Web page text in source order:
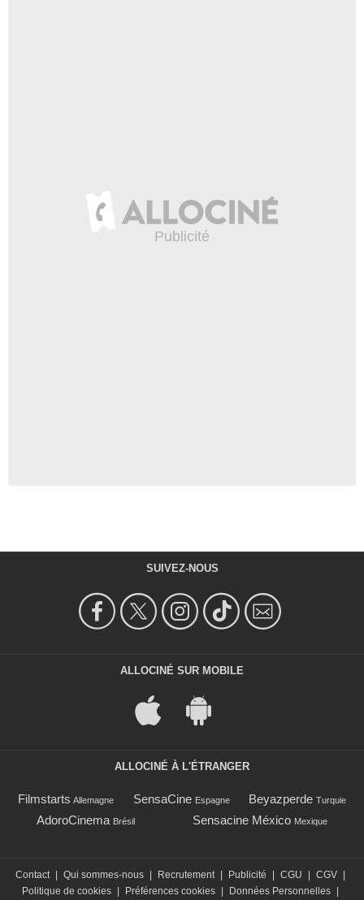
SUIVEZ-NOUS
ALLOCINÉ SUR MOBILE
ALLOCINÉ À L'ÉTRANGER
Filmstarts Allemagne SensaCine Espagne Beyazperde Turquie
AdoroCinema Brésil Sensacine México Mexique
Contact | Qui sommes-nous | Recrutement | Publicité | CGU | CGV |
Politique de cookies | Préférences cookies | Données Personnelles |